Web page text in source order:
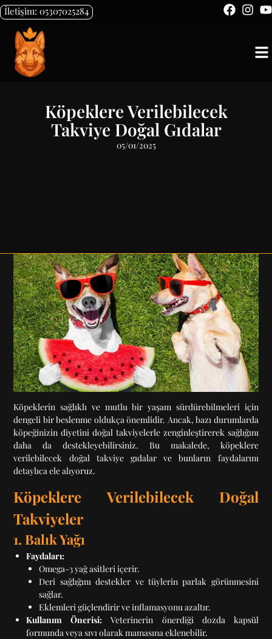
İletişim: 05307025284
Köpeklere Verilebilecek
Takviye Doğal Gıdalar
05/01/2025
Köpeklerin sağlıklı ve mutlu bir yaşam sürdürebilmeleri için
dengeli bir beslenme oldukça önemlidir. Ancak, bazı durumlarda
köpeğinizin diyetini doğal takviyelerle zenginleştirerek sağlığını
daha da destekleyebilirsiniz. Bu makalede, köpeklere
verilebilecek doğal takviye gıdalar ve bunların faydalarını
detaylıca ele alıyoruz.
Köpeklere Verilebilecek Doğal
Takviyeler
1. Balık Yağı
Faydaları:
Omega-3 yağ asitleri içerir.
Deri sağlığını destekler ve tüylerin parlak görünmesini
sağlar.
Eklemleri güçlendirir ve inflamasyonu azaltır.
Kullanım Önerisi: Veterinerin önerdiği dozda kapsül
formunda veya sıvı olarak mamasına eklenebilir.